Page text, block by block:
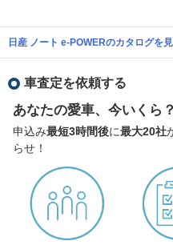
日産 ノート e-POWERのカタログを
車査定を依頼する
あなたの愛車、今いくら？
申込み最短3時間後に最大20社
らせ！